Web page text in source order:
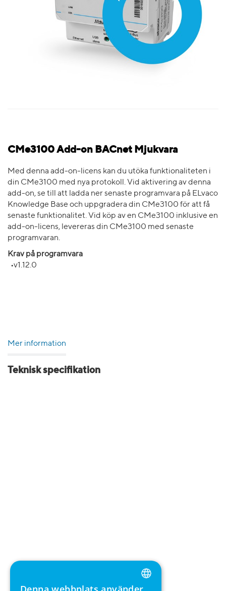
CMe3100 Add-on BACnet Mjukvara
Med denna add-on-licens kan du utöka funktionaliteten i
din CMe3100 med nya protokoll. Vid aktivering av denna
add-on, se till att ladda ner senaste programvara på ELvaco
Knowledge Base och uppgradera din CMe3100 för att få
senaste funktionalitet. Vid köp av en CMe3100 inklusive en
add-on-licens, levereras din CMe3100 med senaste
programvaran.
Krav på programvara
•v1.12.0
Mer information
Teknisk specifikation